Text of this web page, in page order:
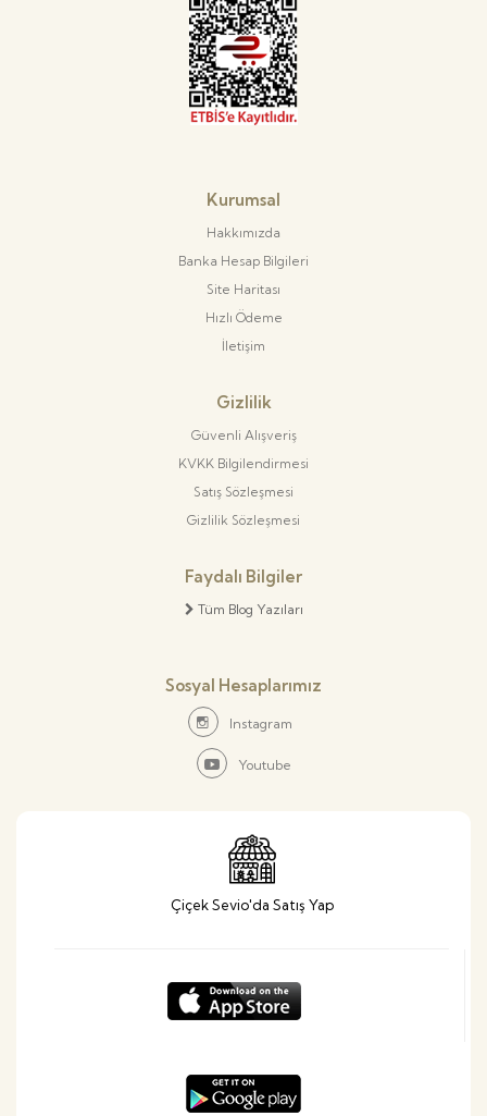
Kurumsal
Hakkımızda
Banka Hesap Bilgileri
Site Haritası
Hızlı Ödeme
İletişim
Gizlilik
Güvenli Alışveriş
KVKK Bilgilendirmesi
Satış Sözleşmesi
Gizlilik Sözleşmesi
Faydalı Bilgiler
Tüm Blog Yazıları
Sosyal Hesaplarımız
Instagram
Youtube
Çiçek Sevio'da Satış Yap